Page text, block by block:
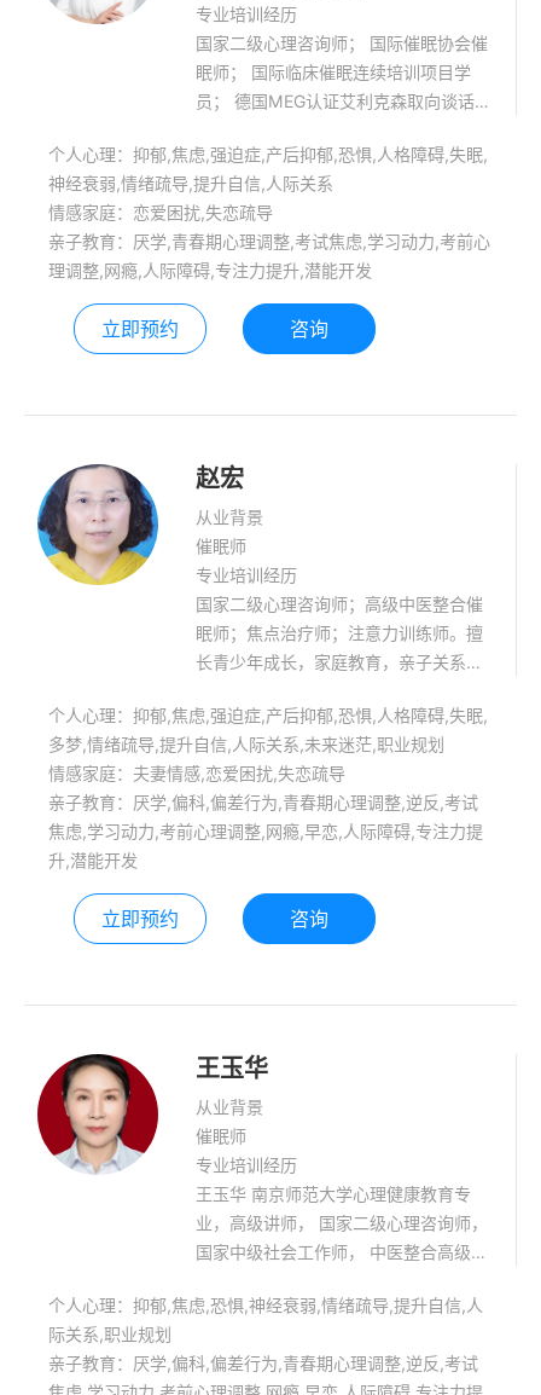
专业培训经历
国家二级心理咨询师； 国际催眠协会催
眠师； 国际临床催眠连续培训项目学
员； 德国MEG认证艾利克森取向谈话
治疗师（注册号CEI-20-575）； 福建
省心理咨询师协会优秀心理咨询师； 厦
门心理咨询师协会优秀心理咨询师； 厦
门大学心理咨询与教育中心签约心理咨
询师； 咨询擅长领域： 改善焦虑情
绪、抑郁情绪、强迫情绪的困扰；改善
家庭和社会人际关系的困扰；成人青少
个人心理：抑郁,焦虑,强迫症,产后抑郁,恐惧,人格障碍,失眠,
神经衰弱,情绪疏导,提升自信,人际关系
情感家庭：恋爱困扰,失恋疏导
亲子教育：厌学,青春期心理调整,考试焦虑,学习动力,考前心
理调整,网瘾,人际障碍,专注力提升,潜能开发
立即预约 咨询
赵宏
从业背景
催眠师
专业培训经历
国家二级心理咨询师；高级中医整合催
眠师；焦点治疗师；注意力训练师。擅
长青少年成长，家庭教育，亲子关系，
题。
个人心理：抑郁,焦虑,强迫症,产后抑郁,恐惧,人格障碍,失眠,
多梦,情绪疏导,提升自信,人际关系,未来迷茫,职业规划
情感家庭：夫妻情感,恋爱困扰,失恋疏导
亲子教育：厌学,偏科,偏差行为,青春期心理调整,逆反,考试
焦虑,学习动力,考前心理调整,网瘾,早恋,人际障碍,专注力提
升,潜能开发
立即预约 咨询
王玉华
从业背景
催眠师
专业培训经历
王玉华 南京师范大学心理健康教育专
业，高级讲师， 国家二级心理咨询师，
国家中级社会工作师， 中医整合高级催
级指导师，中学专职心理教师， 精神动
个人心理：抑郁,焦虑,恐惧,神经衰弱,情绪疏导,提升自信,人
际关系,职业规划
亲子教育：厌学,偏科,偏差行为,青春期心理调整,逆反,考试